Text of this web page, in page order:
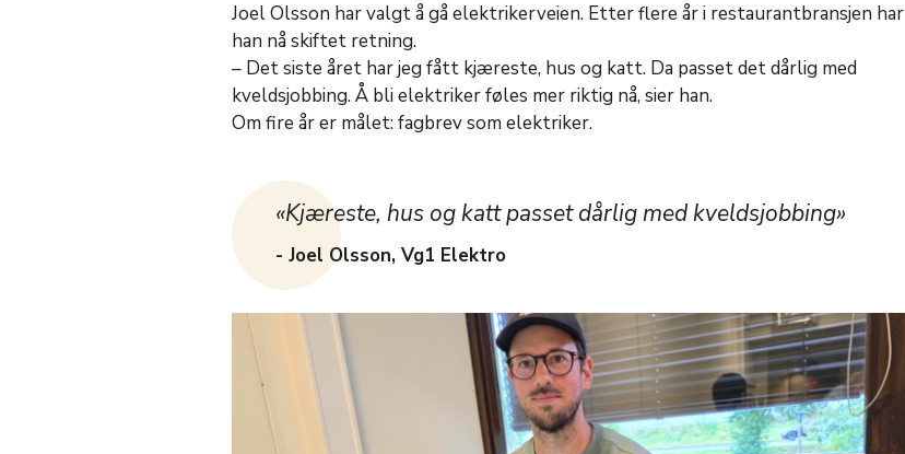
Joel Olsson har valgt å gå elektrikerveien. Etter flere år i restaurantbransjen har
han nå skiftet retning.
– Det siste året har jeg fått kjæreste, hus og katt. Da passet det dårlig med
kveldsjobbing. Å bli elektriker føles mer riktig nå, sier han.
Om fire år er målet: fagbrev som elektriker.
«Kjæreste, hus og katt passet dårlig med kveldsjobbing»
- Joel Olsson, Vg1 Elektro